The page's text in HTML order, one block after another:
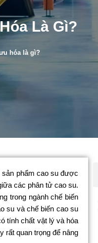
Là Gì?
hóa là gì?
sản phẩm cao su được
các phân tử cao su.
trong ngành chế biến
su và chế biến cao su
tính chất vật lý và hóa
rất quan trọng để nâng